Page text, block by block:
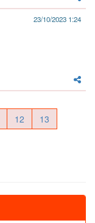
23/10/2023 1:24
12
13